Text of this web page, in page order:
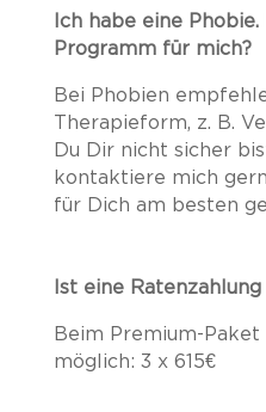
Ich habe eine Phobie.
Programm für mich?
Bei Phobien
Therapieform, z. B.
Du Dir nicht sicher
kontaktiere mich
für Dich am besten
Ist eine
Beim Premium-
möglich: 3 x 615€